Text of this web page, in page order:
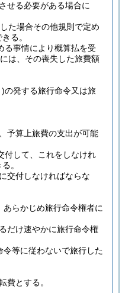
せる必要がある場合に
た場合その他規則で定め
る。
る事情により概算払を受
は、その喪失した旅費額
)の発する旅行命令又は旅
予算上旅費の支出が可能
付して、これをしなけれ
。
交付しなければならな
らかじめ旅行命令権者に
だけ速やかに旅行命令権
等に従わないで旅行した
費とする。